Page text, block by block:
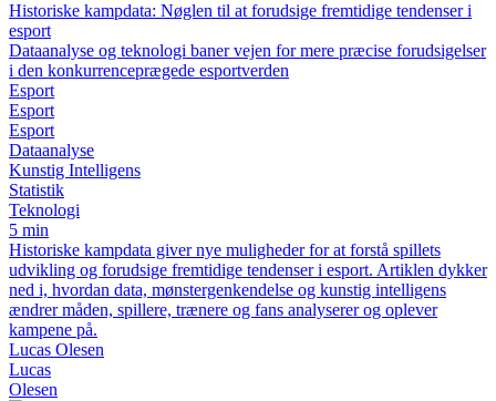
Historiske kampdata: Nøglen til at forudsige fremtidige tendenser i
esport
Dataanalyse og teknologi baner vejen for mere præcise forudsigelser
i den konkurrenceprægede esportverden
Esport
Esport
Esport
Dataanalyse
Kunstig Intelligens
Statistik
Teknologi
5 min
Historiske kampdata giver nye muligheder for at forstå spillets
udvikling og forudsige fremtidige tendenser i esport. Artiklen dykker
ned i, hvordan data, mønstergenkendelse og kunstig intelligens
ændrer måden, spillere, trænere og fans analyserer og oplever
kampene på.
Lucas Olesen
Lucas
Olesen